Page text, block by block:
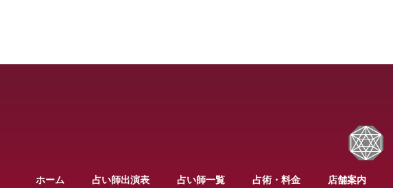
ホーム 占い師出演表 占い師一覧 占術・料金 店舗案内